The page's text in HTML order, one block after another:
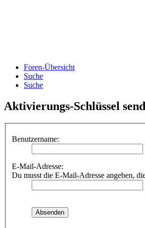
Foren-Übersicht
Suche
Suche
Aktivierungs-Schlüssel
Benutzername:
E-Mail-Adresse:
Du musst die E-Mail-Adresse angeben,